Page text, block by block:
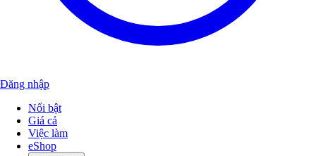
Đăng nhập
Nổi bật
Giá cả
Việc làm
eShop